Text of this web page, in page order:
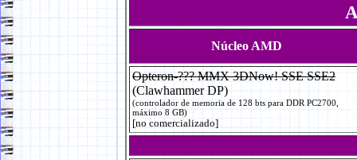
Núcleo AMD
Opteron-??? MMX 3DNow! SSE SSE2
(Clawhammer DP)
(controlador de memoria de 128 bts para DDR PC2700,
máximo 8 GB)
[no comercializado]